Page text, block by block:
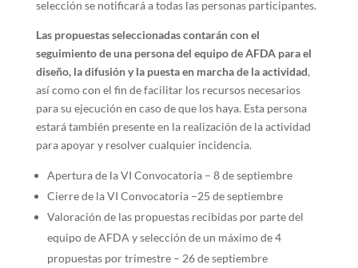
selección se notificará a todas las personas participantes.
Las propuestas seleccionadas contarán con el
seguimiento de una persona del equipo de AFDA para el
diseño, la difusión y la puesta en marcha de la actividad,
así como con el fin de facilitar los recursos necesarios
para su ejecución en caso de que los haya. Esta persona
estará también presente en la realización de la actividad
para apoyar y resolver cualquier incidencia.
Apertura de la VI Convocatoria – 8 de septiembre
Cierre de la VI Convocatoria –25 de septiembre
Valoración de las propuestas recibidas por parte del
equipo de AFDA y selección de un máximo de 4
propuestas por trimestre – 26 de septiembre